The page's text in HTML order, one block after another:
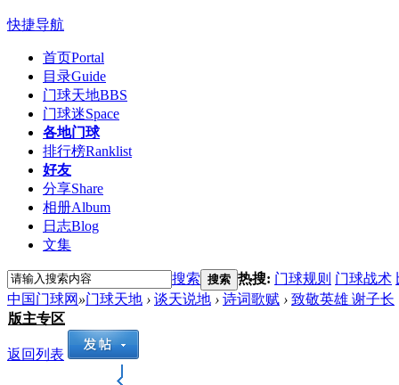
快捷导航
首页Portal
目录Guide
门球天地BBS
门球迷Space
各地门球
排行榜Ranklist
好友
分享Share
相册Album
日志Blog
文集
搜索 搜索 热搜: 门球规则 门球战术
中国门球网 »门球天地 › 谈天说地 › 诗词歌赋 › 致敬英雄 谢子长
版主专区
返回列表